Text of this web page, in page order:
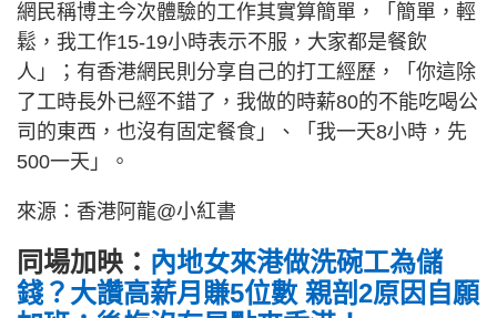
網民稱博主今次體驗的工作其實算簡單，「簡單，輕
鬆，我工作15-19小時表示不服，大家都是餐飲
人」；有香港網民則分享自己的打工經歷，「你這除
了工時長外已經不錯了，我做的時薪80的不能吃喝公
司的東西，也沒有固定餐食」、「我一天8小時，先
500一天」。
來源：香港阿龍@小紅書
同場加映： 內地女來港做洗碗工為儲
錢？大讚高薪月賺5位數 親剖2原因自願